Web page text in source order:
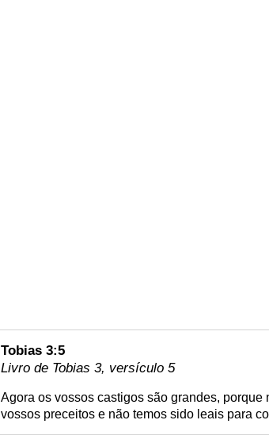
Tobias 3:5
Livro de Tobias 3, versículo 5
Agora os vossos castigos são grandes, porque
vossos preceitos e não temos sido leais para